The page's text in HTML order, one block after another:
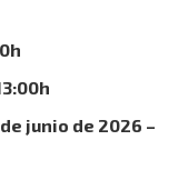
junio de 2026 –